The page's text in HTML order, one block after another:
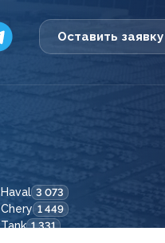
Оставить
Haval 3 073
Chery 1 449
Tank 1 331